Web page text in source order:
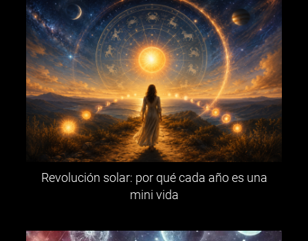
Revolución solar: por qué cada año es una
mini vida